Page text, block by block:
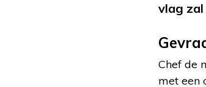
vlag
Chef de
met een